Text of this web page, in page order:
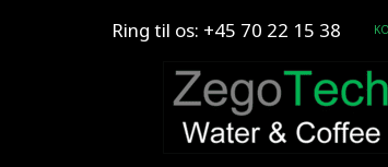
Ring til os: +45 70 22 15 38